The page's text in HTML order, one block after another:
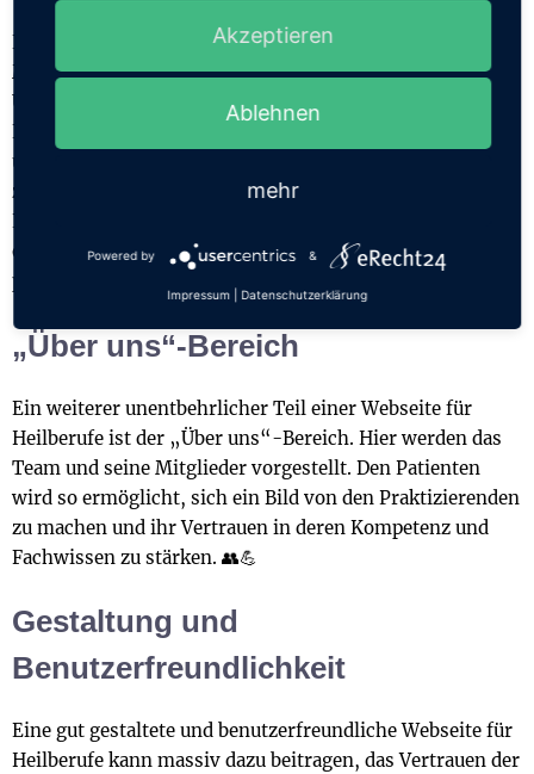
Ein zentraler Teil von Webseiten für Heilberufe ist die
Möglichkeit, direkt mit der Praxis oder dem
Unternehmen in Kontakt zu treten. Entweder über ein
Kontaktformular oder die mögliche Nutzung von E-Mail
und Telefon. 📞📧 Eine sehr praktische Funktion ist
zudem eine Online-Buchungsfunktion. So können
Patienten nach eingehender Informationssuche direkt
einen Termin buchen, ohne einen Anruf tätigen oder
persönlich vorbeikommen zu müssen.
„Über uns“-Bereich
Ein weiterer unentbehrlicher Teil einer Webseite für
Heilberufe ist der „Über uns“-Bereich. Hier werden das
Team und seine Mitglieder vorgestellt. Den Patienten
wird so ermöglicht, sich ein Bild von den Praktizierenden
zu machen und ihr Vertrauen in deren Kompetenz und
Fachwissen zu stärken. 👥💪
Gestaltung und
Benutzerfreundlichkeit
Eine gut gestaltete und benutzerfreundliche Webseite für
Heilberufe kann massiv dazu beitragen, das Vertrauen der
Akzeptieren
Ablehnen
mehr
Powered by &
Impressum Datenschutzerklärung